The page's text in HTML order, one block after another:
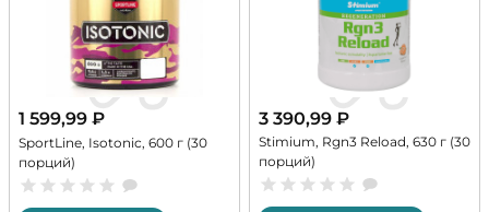
1 599,99 ₽
SportLine, Isotonic, 600 г (30
порций)
3 390,99 ₽
Stimium, Rgn3 Reload, 630 г (30
порций)